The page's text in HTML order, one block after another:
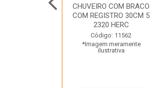
CHUVEIRO COM BRACO
COM REGISTRO 30CM 5
2320 HERC
Código: 11562
*Imagem meramente
ilustrativa